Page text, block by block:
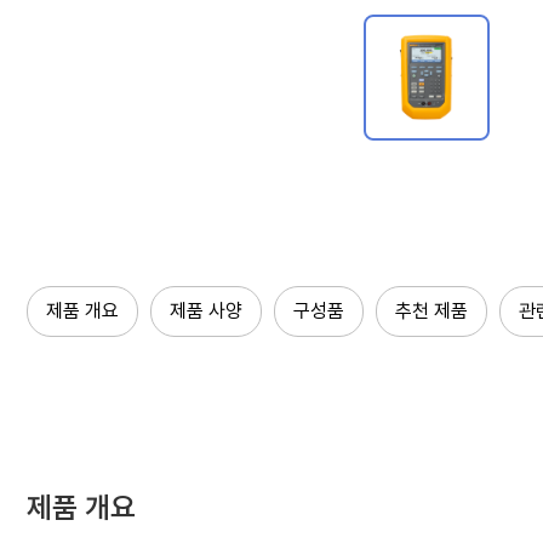
제품 개요 제품 사양 구성품 추천 제품 관
제품 개요